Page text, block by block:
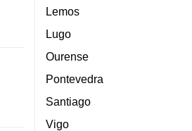
Lemos
Lugo
Ourense
Pontevedra
Santiago
Vigo